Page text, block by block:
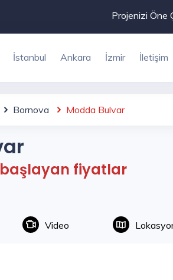
Projenizi Öne
İstanbul Ankara İzmir İletişim
Bornova Modda Bulvar
başlayan fiyatlar
Video